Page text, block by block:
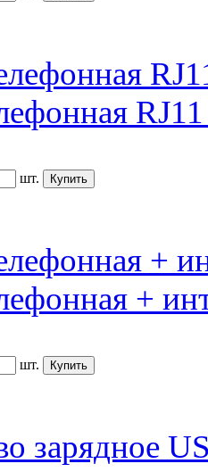
шт.
+
шт.